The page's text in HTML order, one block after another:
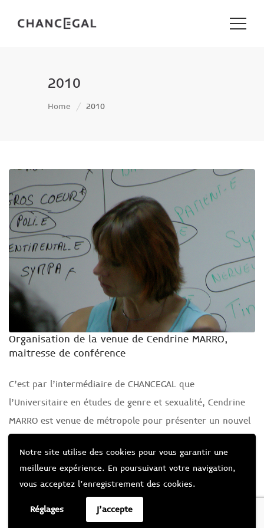
Notre site utilise des cookies pour vous garantir une
meilleure expérience. En poursuivant votre navigation,
vous acceptez l’enregistrement des cookies.
Réglages J'accepte
2010
Home 2010
Organisation de la venue de Cendrine MARRO,
maitresse de conférence
C’est par l’intermédiaire de CHANCEGAL que
l’Universitaire en études de genre et sexualité, Cendrine
MARRO est venue de métropole pour présenter un nouvel
lutter contre l’inégalité des sexes entre filles et garçons
dans le système éducatif. Les 25 et 26 octobre 2010, 5
séances ont été animées auprès de collégien·ne·s.